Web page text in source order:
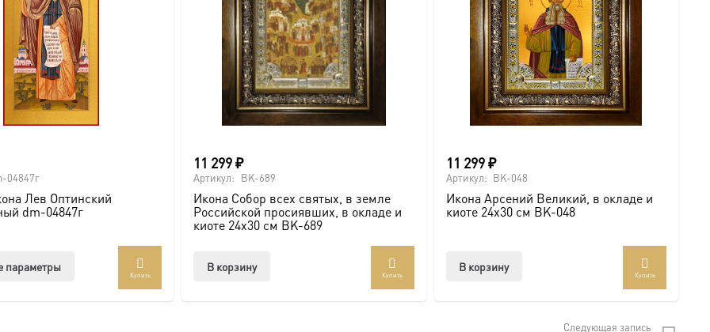
образа в стильном и солидном обрамлении.
Подписывайтесь на нашу группу ВКонтакте: https://vk.com/ikonaspas
товара.
04847г
Лев Оптинский
dm-04847г
параметры
Купить
11 299₽
Артикул: BK-689
Икона Собор всех святых, в земле
Российской просиявших, в окладе и
киоте 24х30 см BK-689
В корзину
Купить
11 299₽
Артикул: BK-048
Икона Арсений Великий, в окладе и
киоте 24х30 см BK-048
В корзину
Купить
Следующая запись